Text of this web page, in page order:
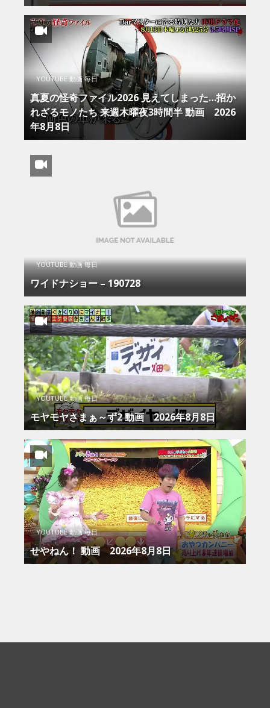
YOUTUBE 動画 毎日
真夏の怪奇ファイル2026 見えてしまった…招か
れざるモノたち 来週木曜夜3時間半 動画 2026
年8月8日
YOUTUBE 動画 毎日
ワイドナショー – 190728
YOUTUBE 動画 毎日
モヤモヤさまぁ～ず2 動画 2026年8月8日
YOUTUBE 動画 毎日
せやねん！ 動画 2026年8月8日